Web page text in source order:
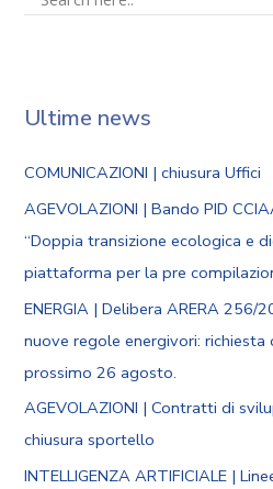
Ultime news
COMUNICAZIONI | chiusura Uffici
AGEVOLAZIONI | Bando PID
“Doppia transizione ecologica e
piattaforma per la pre
ENERGIA | Delibera ARERA 256/
nuove regole energivori:
prossimo 26 agosto.
AGEVOLAZIONI | Contratti di
chiusura sportello
INTELLIGENZA ARTIFICIALE |